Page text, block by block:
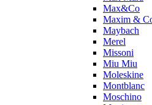
Max&Co
Maxim &
Maybach
Merel
Missoni
Miu Miu
Moleskine
Montblanc
Moschino